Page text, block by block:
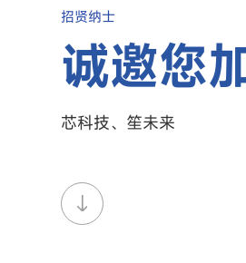
招贤纳士
诚邀您
芯科技、笙未来